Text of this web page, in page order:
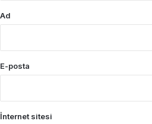
Ad
E-posta
İnternet sitesi